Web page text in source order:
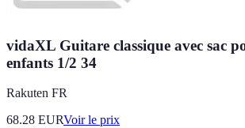
vidaXL Guitare classique avec sac
enfants 1/2 34
Rakuten FR
68.28 EURVoir le prix